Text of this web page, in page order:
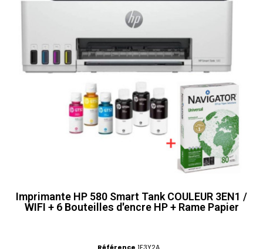
Imprimante HP 580 Smart Tank COULEUR 3EN1 /
WIFI + 6 Bouteilles d'encre HP + Rame Papier